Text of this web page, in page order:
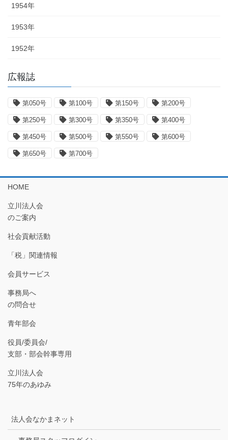
1954年
1953年
1952年
広報誌
第050号 第100号 第150号 第200号
第250号 第300号 第350号 第400号
第450号 第500号 第550号 第600号
第650号 第700号
HOME
立川法人会
のご案内
社会貢献活動
「税」関連情報
会員サービス
事務局へ
の問合せ
青年部会
役員/委員会/
支部・部会幹事専用
立川法人会
75年のあゆみ
法人会なかまネット